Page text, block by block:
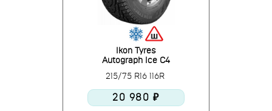
Ikon Tyres
Autograph Ice C4
215/75 R16 116R
20 980 ₽